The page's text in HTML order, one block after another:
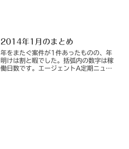
2014年1月のまとめ
年をまたぐ案件が1件あったものの、年
明けは割と暇でした。括弧内の数字は稼
働日数です。エージェントA定期ニュー